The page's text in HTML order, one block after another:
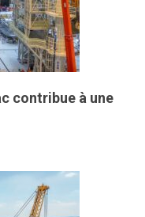
contribue à une